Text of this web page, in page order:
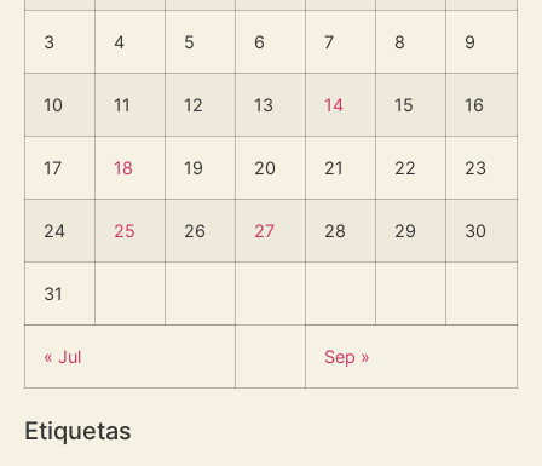
3 4 5 6 7 8 9
10 11 12 13 14 15 16
17 18 19 20 21 22 23
24 25 26 27 28 29 30
31
« Jul Sep »
Etiquetas